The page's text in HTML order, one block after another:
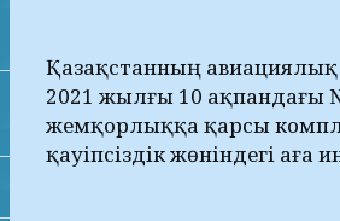
Қазақстанның авиациялық
2021 жылғы 10 ақпандағы
жемқорлыққа қарсы
қауіпсіздік жөніндегі